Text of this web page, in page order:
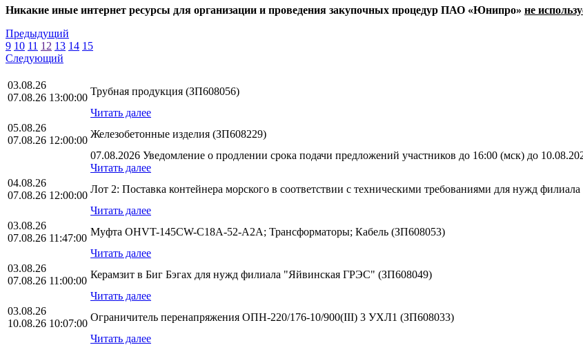
Никакие иные интернет ресурсы для организации и проведения закупочных процедур ПАО «Юнипро» не
Предыдущий
9 10 11 12 13 14 15
Следующий
03.08.26
07.08.26 13:00:00
Трубная продукция (ЗП608056)
Читать далее
05.08.26
07.08.26 12:00:00
Железобетонные изделия (ЗП608229)
07.08.2026 Уведомление о продлении срока подачи предложений участников до 16:00 (мск) до
Читать далее
04.08.26
07.08.26 12:00:00
Лот 2: Поставка контейнера морского в соответствии с техническими требованиями для нужд
Читать далее
03.08.26
07.08.26 11:47:00
Муфта OHVT-145CW-C18A-52-A2A; Трансформаторы; Кабель (ЗП608053)
Читать далее
03.08.26
07.08.26 11:00:00
Керамзит в Биг Бэгах для нужд филиала "Яйвинская ГРЭС" (ЗП608049)
Читать далее
03.08.26
10.08.26 10:07:00
Ограничитель перенапряжения ОПН-220/176-10/900(III) 3 УХЛ1 (ЗП608033)
Читать далее